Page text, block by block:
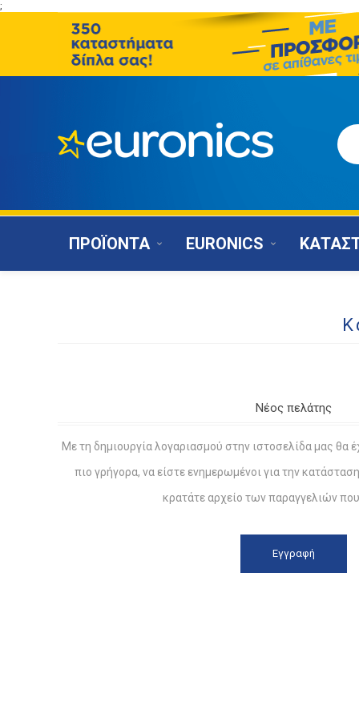
;
ΠΡΟΪΟΝΤΑ EURONICS
Νέος πελάτης
Με τη δημιουργία λογαριασμού στην ιστοσελίδα μας θα
πιο γρήγορα, να είστε ενημερωμένοι για την
κρατάτε αρχείο των παραγγελιών που